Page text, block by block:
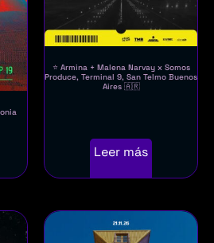
⭐ Armina + Malena Narvay x Somos
Produce, Terminal 9, San Telmo Buenos
Aires 🇦🇷
Leer más